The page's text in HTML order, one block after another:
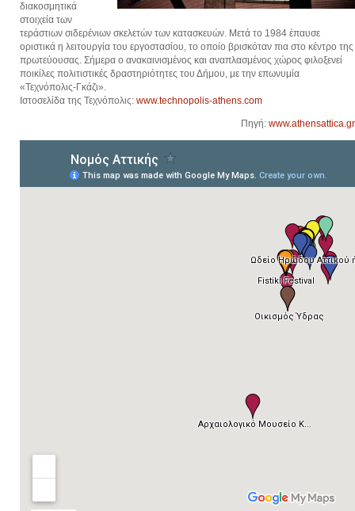
διακοσμητικά
στοιχεία των
τεράστιων σιδερένιων σκελετών των κατασκευών. Μετά το 1984 έπαυσε
οριστικά η λειτουργία του εργοστασίου, το οποίο βρισκόταν πια στο κέντρο της
πρωτεύουσας. Σήμερα ο ανακαινισμένος και αναπλασμένος χώρος φιλοξενεί
ποικίλες πολιτιστικές δραστηριότητες του Δήμου, με την επωνυμία
«Τεχνόπολις-Γκάζι».
Ιστοσελίδα της Τεχνόπολις: www.technopolis-athens.com
Πηγή: www.athensattica.gr